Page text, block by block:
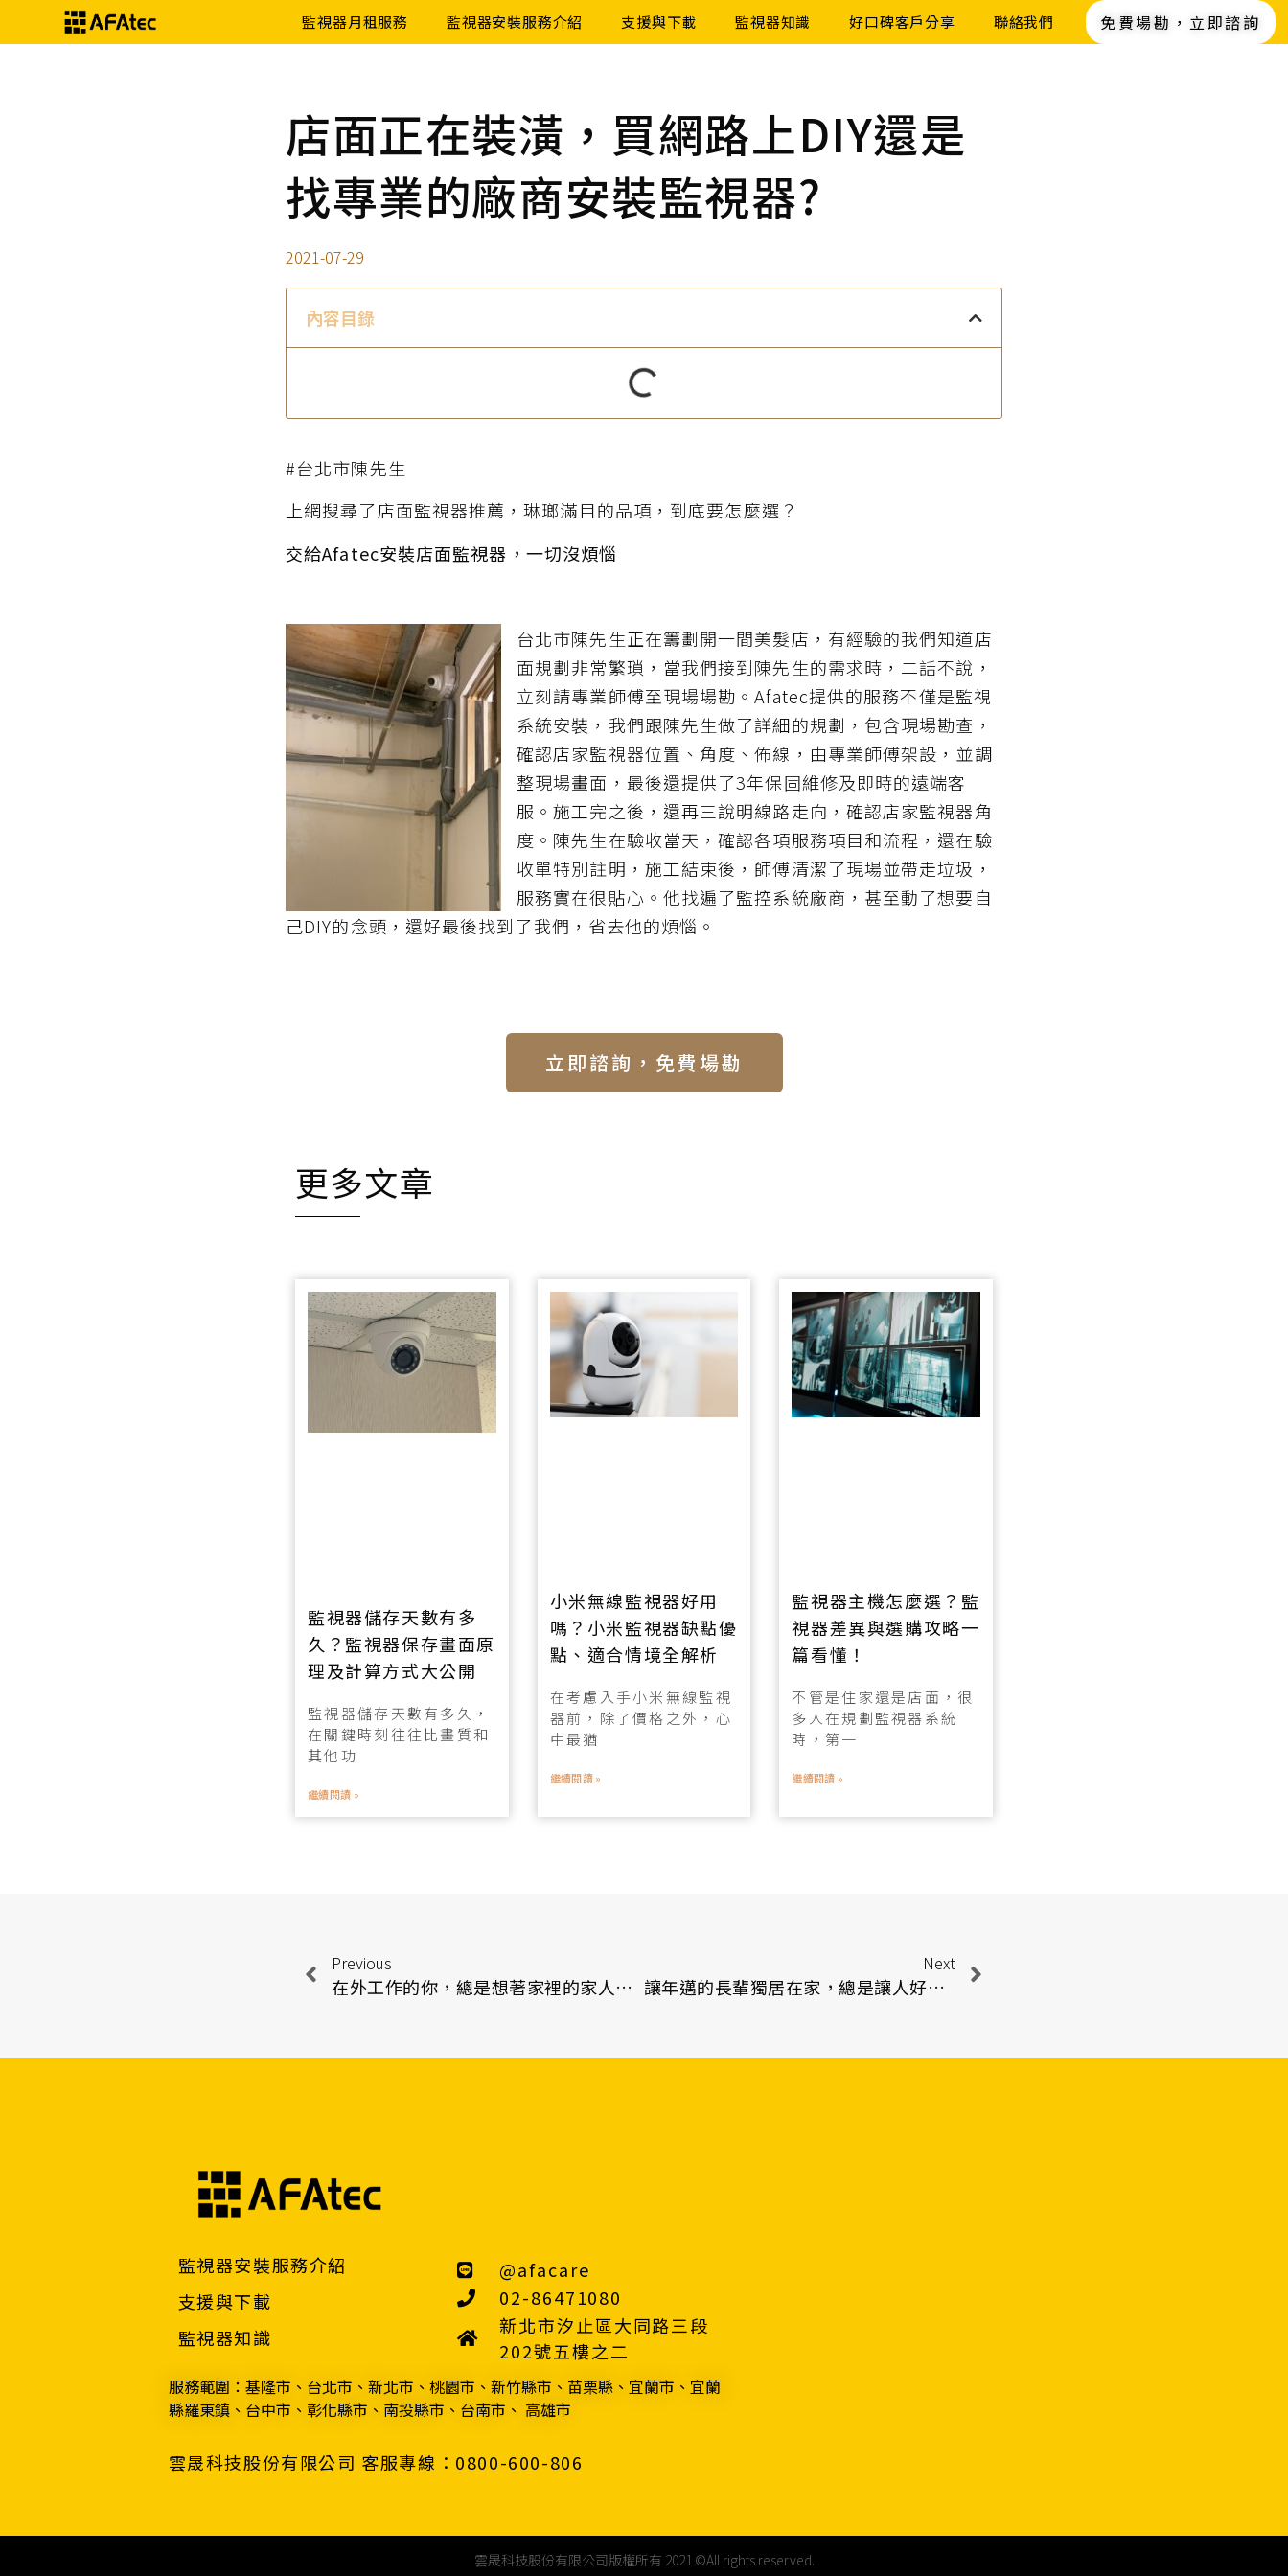
監視器月租服務 監視器安裝服務介紹 支援與下載 監視器知識 好口碑客戶分享 聯絡我們 免費場勘，立即諮詢
店面正在裝潢，買網路上DIY還是
找專業的廠商安裝監視器?
2021-07-29
內容目錄
#台北市陳先生
上網搜尋了店面監視器推薦，琳瑯滿目的品項，到底要怎麼選？
交給Afatec安裝店面監視器，一切沒煩惱
台北市陳先生正在籌劃開一間美髮店，有經驗的我們知道店
面規劃非常繁瑣，當我們接到陳先生的需求時，二話不說，
立刻請專業師傅至現場場勘。Afatec提供的服務不僅是監視
系統安裝，我們跟陳先生做了詳細的規劃，包含現場勘查，
確認店家監視器位置、角度、佈線，由專業師傅架設，並調
整現場畫面，最後還提供了3年保固維修及即時的遠端客
服。施工完之後，還再三說明線路走向，確認店家監視器角
度。陳先生在驗收當天，確認各項服務項目和流程，還在驗
收單特別註明，施工結束後，師傅清潔了現場並帶走垃圾，
服務實在很貼心。他找遍了監控系統廠商，甚至動了想要自
己DIY的念頭，還好最後找到了我們，省去他的煩惱。
立即諮詢，免費場勘
更多文章
監視器儲存天數有多
久？監視器保存畫面原
理及計算方式大公開
監視器儲存天數有多久，
在關鍵時刻往往比畫質和
其他功
繼續閱讀 »
小米無線監視器好用
嗎？小米監視器缺點優
點、適合情境全解析
在考慮入手小米無線監視
器前，除了價格之外，心
中最猶
繼續閱讀 »
監視器主機怎麼選？監
視器差異與選購攻略一
篇看懂！
不管是住家還是店面，很
多人在規劃監視器系統
時，第一
繼續閱讀 »
Previous
在外工作的你，總是想著家裡的家人或寵物嗎？
Next
讓年邁的長輩獨居在家，總是讓人好擔心
監視器安裝服務介紹
支援與下載
監視器知識
@afacare
02-86471080
新北市汐止區大同路三段
202號五樓之二
服務範圍：基隆市、台北市、新北市、桃園市、新竹縣市、苗栗縣、宜蘭市、宜蘭
縣羅東鎮、台中市、彰化縣市、南投縣市、台南市、 高雄市
雲晟科技股份有限公司 客服專線：0800-600-806
雲晟科技股份有限公司版權所有 2021 ©All rights reserved.